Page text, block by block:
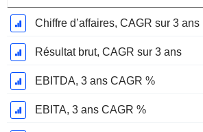
Chiffre d’affaires, CAGR sur 3 ans
Résultat brut, CAGR sur 3 ans
EBITDA, 3 ans CAGR %
EBITA, 3 ans CAGR %